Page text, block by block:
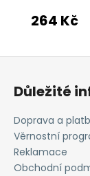
264 Kč
Důležité
Doprava a
Věrnostní
Reklamace
Obchodní